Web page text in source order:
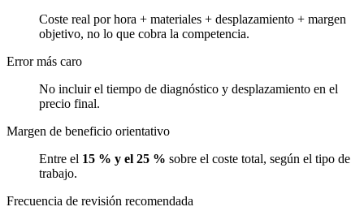
Coste real por hora + materiales + desplazamiento + margen
objetivo, no lo que cobra la competencia.
Error más caro
No incluir el tiempo de diagnóstico y desplazamiento en el
precio final.
Margen de beneficio orientativo
Entre el 15 % y el 25 % sobre el coste total, según el tipo de
trabajo.
Frecuencia de revisión recomendada